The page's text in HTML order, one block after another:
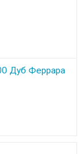
Дуб Феррара